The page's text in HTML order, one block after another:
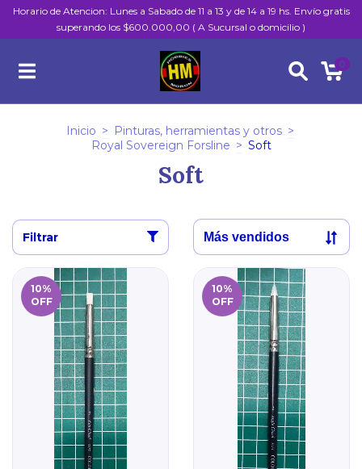
Horario de Atencion: Lunes a Sabado de 11 a 13 y de 14 a 19 hs. Envío gratis
superando los $600.000,00 ( A Sucursal o domicilio )
0
Inicio > Pinturas, herramientas y otros >
Royal Sovereign Forsline > Soft
Soft
Filtrar
10%
OFF
10%
OFF